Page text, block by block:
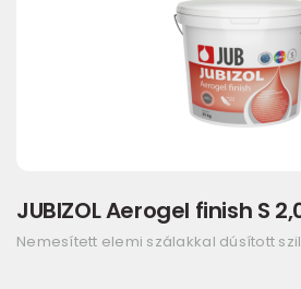
JUBIZOL Aerogel finish S
Nemesített elemi szálakkal dúsított